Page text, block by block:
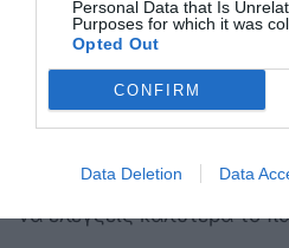
Personal Data that Is
Purposes for which it was
Opted Out
CONFIRM
Data Deletion Data
Μια μικρή ξενοδοχειακή
πτώση αναζητήσεων από
Αύγουστο μπορεί να
στοχευμένοmarketing ή
δεδομένα, μένεις στην
να ελέγξεις καλύτερα το